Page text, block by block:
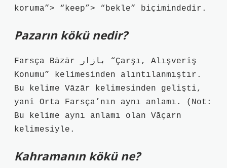
koruma”> “keep”> “bekle” biçimindedir.
Pazarın kökü nedir?
Farsça Bāzār بازار “Çarşı, Alışveriş
Konumu” kelimesinden alıntılanmıştır.
Bu kelime Vāzār kelimesinden gelişti,
yani Orta Farsça’nın aynı anlamı. (Not:
Bu kelime aynı anlamı olan Vāçarn
kelimesiyle.
Kahramanın kökü ne?